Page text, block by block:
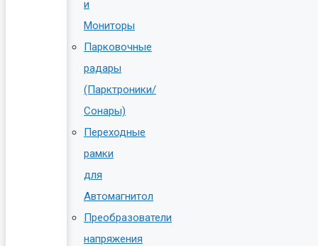
и
Мониторы
Парковочные
радары
(Парктроники/
Сонары)
Переходные
рамки
для
Автомагнитол
Преобразователи
напряжения